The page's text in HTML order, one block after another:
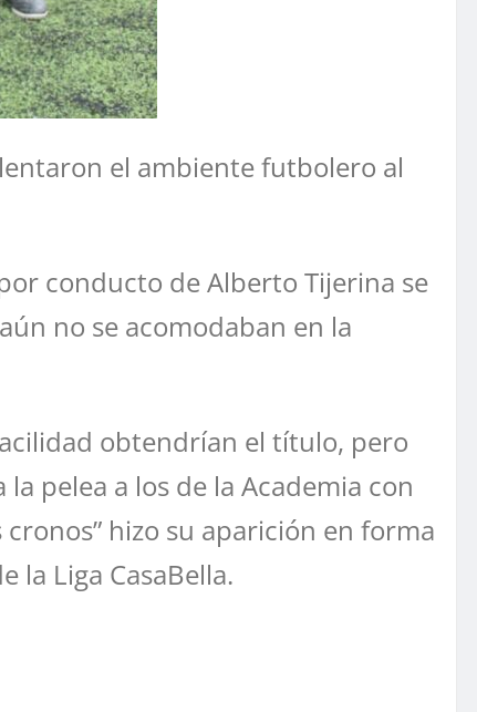
el ambiente futbolero al
conducto de Alberto Tijerina se
no se acomodaban en la
obtendrían el título, pero
pelea a los de la Academia con
hizo su aparición en forma
la Liga CasaBella.